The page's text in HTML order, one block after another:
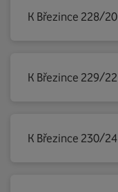
K Březince 228/20
K Březince 229/22
K Březince 230/24